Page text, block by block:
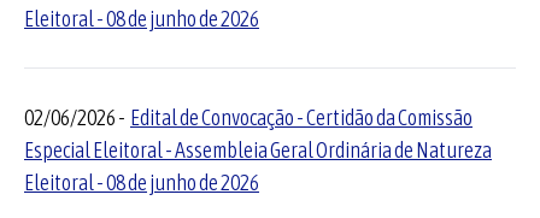
Eleitoral - 08 de junho de 2026
02/06/2026 - Edital de Convocação - Certidão da Comissão
Especial Eleitoral - Assembleia Geral Ordinária de Natureza
Eleitoral - 08 de junho de 2026